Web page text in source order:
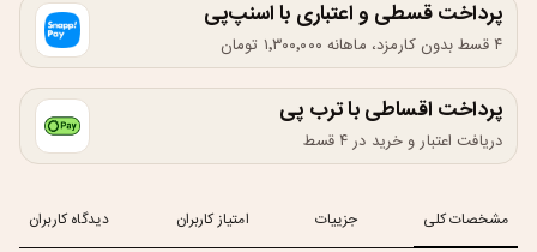
پرداخت قسطی و اعتباری با اسنپ‌پی
۴ قسط بدون کارمزد، ماهانه ۱٬۳۰۰٬۰۰۰ تومان
پرداخت اقساطی با ترب پی
دریافت اعتبار و خرید در ۴ قسط
مشخصات کلی جزییات امتیاز کاربران دیدگاه کاربران